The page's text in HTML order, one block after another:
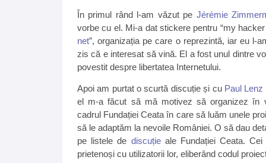
În primul rând l-am văzut pe Jérémie
vorbe cu el. Mi-a dat stickere pentru “my hacker
net”, organizația pe care o reprezintă, iar eu l-
zis că e interesat să vină. El a fost unul dintre
povestit despre libertatea Internetului.
Apoi am purtat o scurtă discuție și cu Paul Lenz
el m-a făcut să mă motivez să organizez în
cadrul Fundației Ceata în care să luăm unele
să le adaptăm la nevoile României. O să dau
pe listele de discuțieale Fundației Ceata.
prietenoși cu utilizatorii lor, eliberând codul